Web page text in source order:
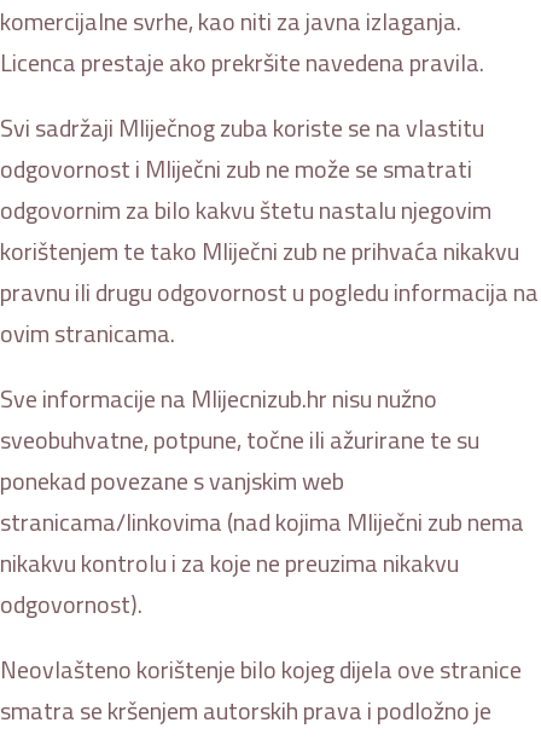
komercijalne svrhe, kao niti za javna izlaganja.
Licenca prestaje ako prekršite navedena pravila.
Svi sadržaji Mliječnog zuba koriste se na vlastitu
odgovornost i Mliječni zub ne može se smatrati
odgovornim za bilo kakvu štetu nastalu njegovim
korištenjem te tako Mliječni zub ne prihvaća nikakvu
pravnu ili drugu odgovornost u pogledu informacija na
ovim stranicama.
Sve informacije na Mlijecnizub.hr nisu nužno
sveobuhvatne, potpune, točne ili ažurirane te su
ponekad povezane s vanjskim web
stranicama/linkovima (nad kojima Mliječni zub nema
nikakvu kontrolu i za koje ne preuzima nikakvu
odgovornost).
Neovlašteno korištenje bilo kojeg dijela ove stranice
smatra se kršenjem autorskih prava i podložno je